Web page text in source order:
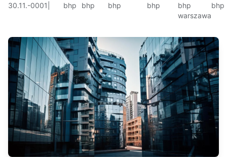
30.11.-0001
bhp
bhp
bhp
bhp
bhp
warszawa
bhp